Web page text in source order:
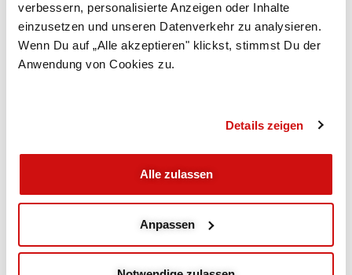
verbessern, personalisierte Anzeigen oder Inhalte
einzusetzen und unseren Datenverkehr zu analysieren.
Wenn Du auf „Alle akzeptieren" klickst, stimmst Du der
Anwendung von Cookies zu.
Details zeigen
Alle zulassen
Anpassen
mit Heidi S.
Tiefenmuskulatur mit Schwungstab und
Gleichgewichtstraining
Rücken Workout
mit Marvie
Rückenstärkende Übungen